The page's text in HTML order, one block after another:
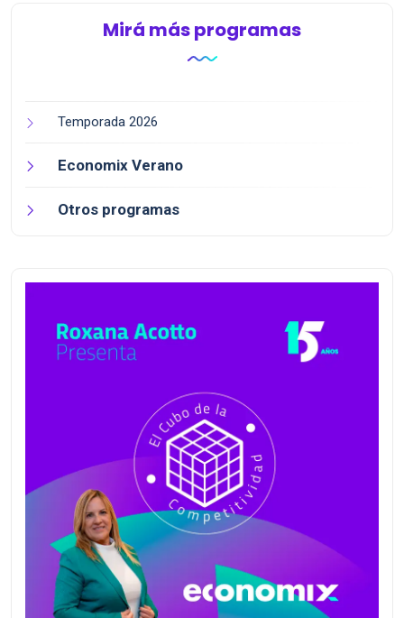
Mirá más programas
Temporada 2026
Economix Verano
Otros programas